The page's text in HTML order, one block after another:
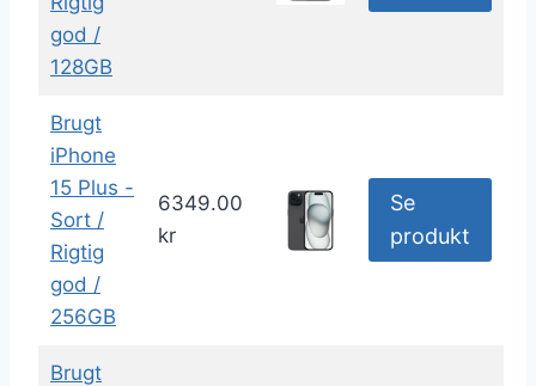
god /
128GB
Brugt
iPhone
15 Plus -
Sort /
Rigtig
god /
256GB
6349.00
kr
Se
produkt
Brugt